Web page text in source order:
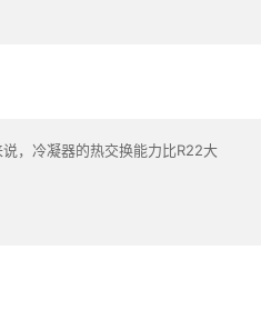
，冷凝器的热交换能力比R22大